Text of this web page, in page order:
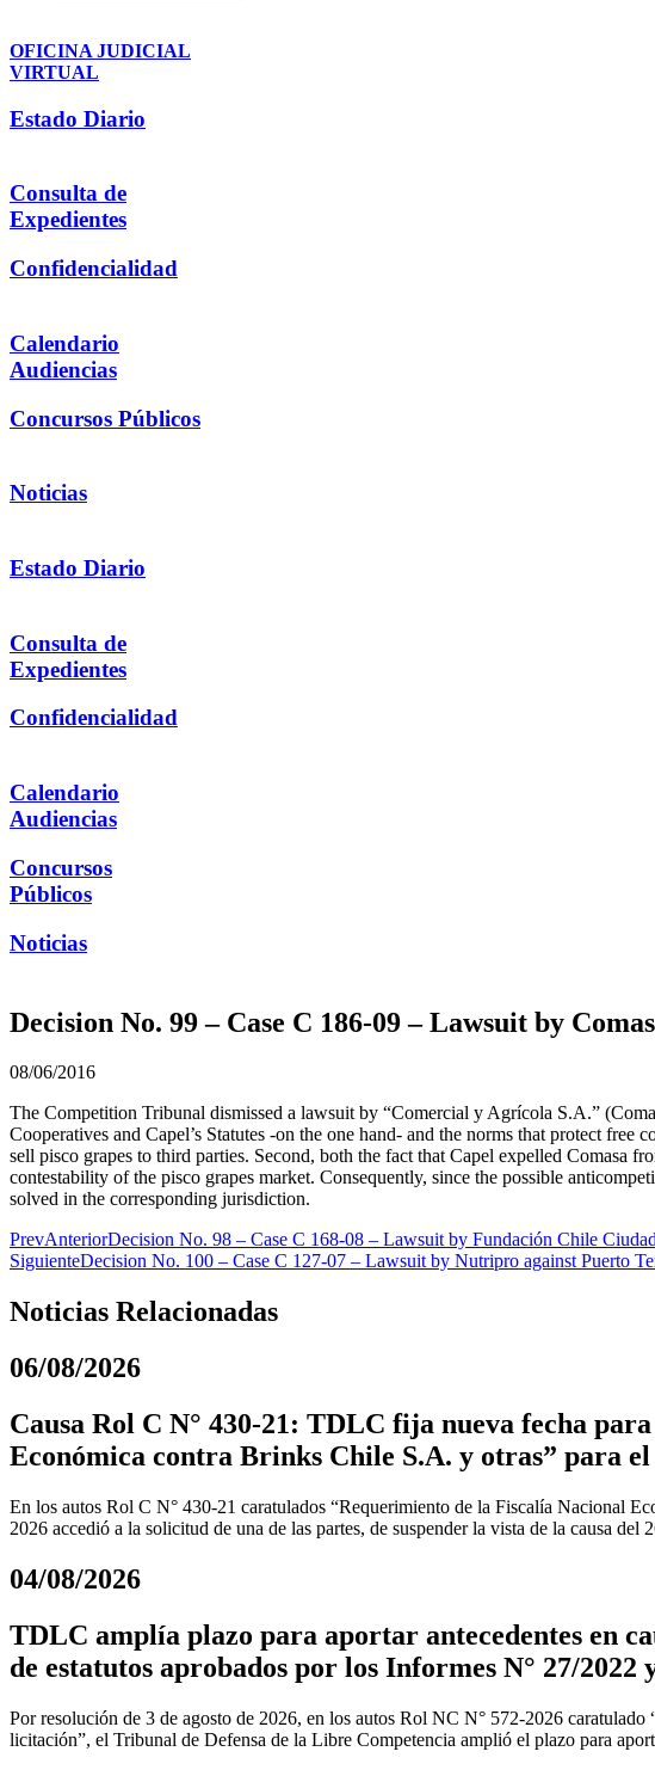
OFICINA JUDICIAL
VIRTUAL
Estado Diario
Consulta de
Expedientes
Confidencialidad
Calendario
Audiencias
Concursos Públicos
Noticias
Estado Diario
Consulta de
Expedientes
Confidencialidad
Calendario
Audiencias
Concursos
Públicos
Noticias
Decision No. 99 – Case C 186-09 – Lawsuit by
08/06/2016
The Competition Tribunal dismissed a lawsuit by “Comercial y Agrícola S.A.”
Cooperatives and Capel’s Statutes -on the one hand- and the norms that protect
sell pisco grapes to third parties. Second, both the fact that Capel expelled Comasa
contestability of the pisco grapes market. Consequently, since the possible
solved in the corresponding jurisdiction.
PrevAnteriorDecision No. 98 – Case C 168-08 – Lawsuit by Fundación Chile
SiguienteDecision No. 100 – Case C 127-07 – Lawsuit by Nutripro against Puerto
Noticias Relacionadas
06/08/2026
Causa Rol C N° 430-21: TDLC fija nueva fecha
Económica contra Brinks Chile S.A. y otras” para el
En los autos Rol C N° 430-21 caratulados “Requerimiento de la Fiscalía Nacional
2026 accedió a la solicitud de una de las partes, de suspender la vista de la causa
04/08/2026
TDLC amplía plazo para aportar antecedentes en
de estatutos aprobados por los Informes N° 27/2022
Por resolución de 3 de agosto de 2026, en los autos Rol NC N° 572-2026
licitación”, el Tribunal de Defensa de la Libre Competencia amplió el plazo para